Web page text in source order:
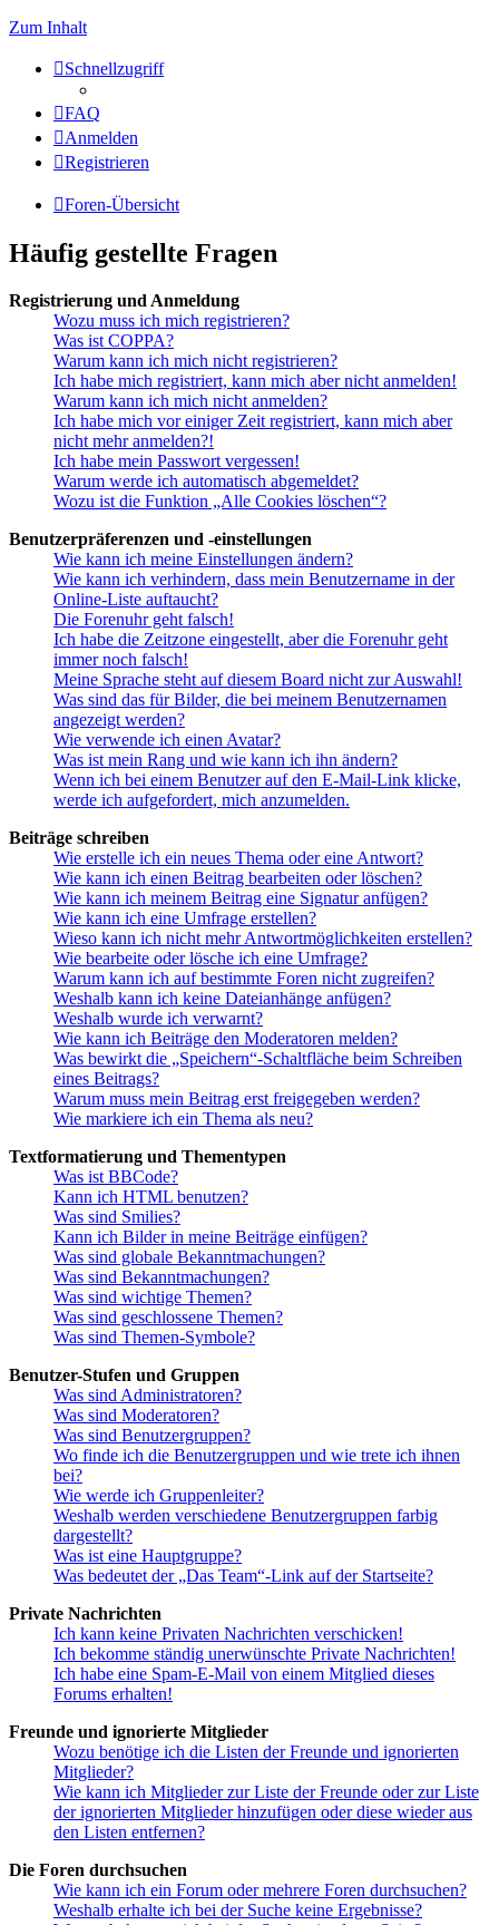
Zum Inhalt
Schnellzugriff
FAQ
Anmelden
Registrieren
Foren-Übersicht
Häufig gestellte Fragen
Registrierung und Anmeldung
Wozu muss ich mich registrieren?
Was ist COPPA?
Warum kann ich mich nicht registrieren?
Ich habe mich registriert, kann mich aber nicht anmelden!
Warum kann ich mich nicht anmelden?
Ich habe mich vor einiger Zeit registriert, kann mich aber
nicht mehr anmelden?!
Ich habe mein Passwort vergessen!
Warum werde ich automatisch abgemeldet?
Wozu ist die Funktion „Alle Cookies löschen“?
Benutzerpräferenzen und -einstellungen
Wie kann ich meine Einstellungen ändern?
Wie kann ich verhindern, dass mein Benutzername in der
Online-Liste auftaucht?
Die Forenuhr geht falsch!
Ich habe die Zeitzone eingestellt, aber die Forenuhr geht
immer noch falsch!
Meine Sprache steht auf diesem Board nicht zur Auswahl!
Was sind das für Bilder, die bei meinem Benutzernamen
angezeigt werden?
Wie verwende ich einen Avatar?
Was ist mein Rang und wie kann ich ihn ändern?
Wenn ich bei einem Benutzer auf den E-Mail-Link klicke,
werde ich aufgefordert, mich anzumelden.
Beiträge schreiben
Wie erstelle ich ein neues Thema oder eine Antwort?
Wie kann ich einen Beitrag bearbeiten oder löschen?
Wie kann ich meinem Beitrag eine Signatur anfügen?
Wie kann ich eine Umfrage erstellen?
Wieso kann ich nicht mehr Antwortmöglichkeiten erstellen?
Wie bearbeite oder lösche ich eine Umfrage?
Warum kann ich auf bestimmte Foren nicht zugreifen?
Weshalb kann ich keine Dateianhänge anfügen?
Weshalb wurde ich verwarnt?
Wie kann ich Beiträge den Moderatoren melden?
Was bewirkt die „Speichern“-Schaltfläche beim Schreiben
eines Beitrags?
Warum muss mein Beitrag erst freigegeben werden?
Wie markiere ich ein Thema als neu?
Textformatierung und Thementypen
Was ist BBCode?
Kann ich HTML benutzen?
Was sind Smilies?
Kann ich Bilder in meine Beiträge einfügen?
Was sind globale Bekanntmachungen?
Was sind Bekanntmachungen?
Was sind wichtige Themen?
Was sind geschlossene Themen?
Was sind Themen-Symbole?
Benutzer-Stufen und Gruppen
Was sind Administratoren?
Was sind Moderatoren?
Was sind Benutzergruppen?
Wo finde ich die Benutzergruppen und wie trete ich ihnen
bei?
Wie werde ich Gruppenleiter?
Weshalb werden verschiedene Benutzergruppen farbig
dargestellt?
Was ist eine Hauptgruppe?
Was bedeutet der „Das Team“-Link auf der Startseite?
Private Nachrichten
Ich kann keine Privaten Nachrichten verschicken!
Ich bekomme ständig unerwünschte Private Nachrichten!
Ich habe eine Spam-E-Mail von einem Mitglied dieses
Forums erhalten!
Freunde und ignorierte Mitglieder
Wozu benötige ich die Listen der Freunde und ignorierten
Mitglieder?
Wie kann ich Mitglieder zur Liste der Freunde oder zur Liste
der ignorierten Mitglieder hinzufügen oder diese wieder aus
den Listen entfernen?
Die Foren durchsuchen
Wie kann ich ein Forum oder mehrere Foren durchsuchen?
Weshalb erhalte ich bei der Suche keine Ergebnisse?